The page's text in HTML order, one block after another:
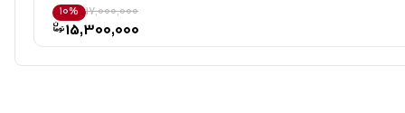
17,000,000
10%
15,300,000